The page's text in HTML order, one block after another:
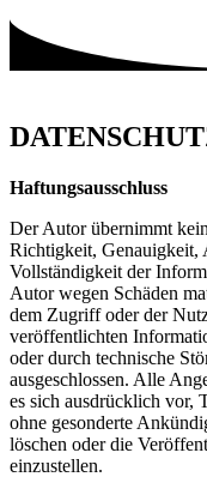
Haftungsausschluss
Der Autor übernimmt
Richtigkeit, Genauigkeit,
Vollständigkeit der
Autor wegen Schäden
dem Zugriff oder der
veröffentlichten
oder durch technische
ausgeschlossen. Alle
es sich ausdrücklich vor,
ohne gesonderte
löschen oder die
einzustellen.